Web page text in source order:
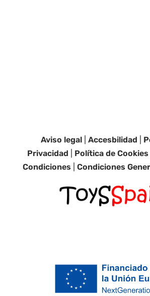
Aviso legal |Accesbilidad
Privacidad
Política de Cookies
Condiciones |Condiciones